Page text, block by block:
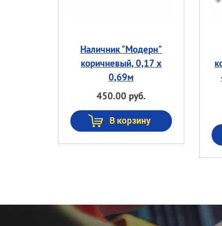
Наличник "Модерн"
коричневый, 0,17 х
0,69м
450.00 руб.